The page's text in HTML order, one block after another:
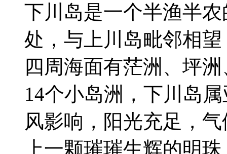
下川岛是一个半渔半
处，与上川岛毗邻相
四周海面有茫洲、坪
14个小岛洲，下川岛
风影响，阳光充足，
上一颗璀璀生辉的明